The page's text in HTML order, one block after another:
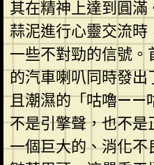
其在精神上達到圓
蒜泥進行心靈交流
一些不對勁的信號
的汽車喇叭同時發
且潮濕的「咕嚕——
不是引擎聲，也不
一個巨大的、消化